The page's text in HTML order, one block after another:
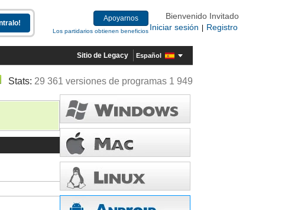
Apoyarnos
Los partidarios obtienen beneficios
Bienvenido Invitado
Iniciar sesión
Registro
Sitio de Legacy Español
Stats: 29 361 versiones de programas 1 949